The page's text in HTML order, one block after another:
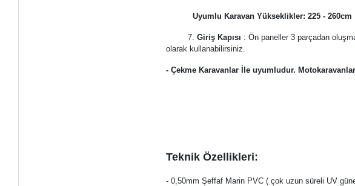
Uyumlu Karavan Yükseklikler: 225 - 260cm
7.Giriş Kapısı : Ön paneller 3 parçadan
olarak kullanabilirsiniz.
- Çekme Karavanlar İle uyumludur.
Teknik Özellikleri:
- 0,50mm Şeffaf Marin PVC ( çok uzun süreli UV